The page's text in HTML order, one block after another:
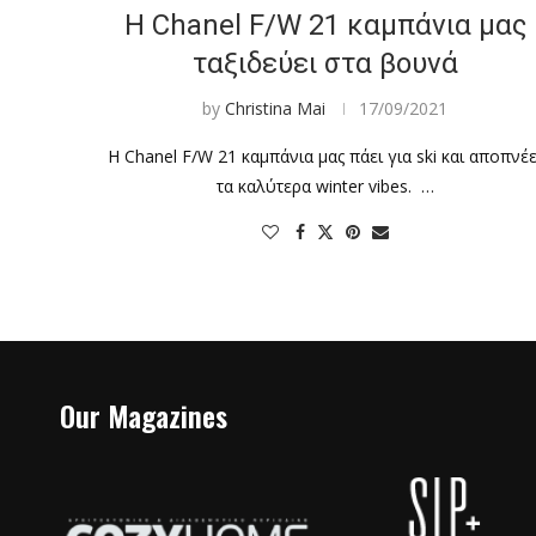
Η Chanel F/W 21 καμπάνια μας
ταξιδεύει στα βουνά
byChristina Mai 17/09/2021
Η Chanel F/W 21 καμπάνια μας πάει για ski και
τα καλύτερα winter vibes. …
Our Magazines